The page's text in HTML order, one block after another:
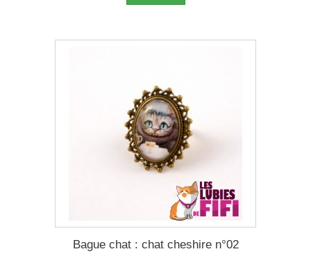
Bague chat : chat cheshire n°02